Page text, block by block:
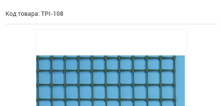
Код товара: TPI-108